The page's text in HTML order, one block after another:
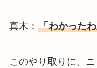
真木： 「わかった
このやり取りに、